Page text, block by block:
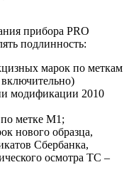
прибора PRO
подлинность:
марок по меткам
модификации 2010
метке М1;
нового образца,
Сбербанка,
осмотра ТС –